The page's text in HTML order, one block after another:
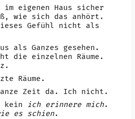
eigenen Haus sicher
wie sich das anhört.
Gefühl nicht als
als Ganzes gesehen.
die einzelnen Räume.
Räume.
Zeit da. Ich nicht.
kein
ich erinnere mich.
es schien.